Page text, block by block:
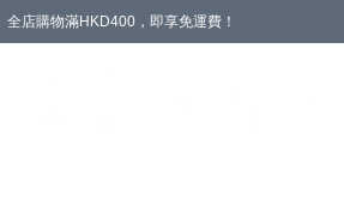
全店購物滿HKD400，即享免運費！